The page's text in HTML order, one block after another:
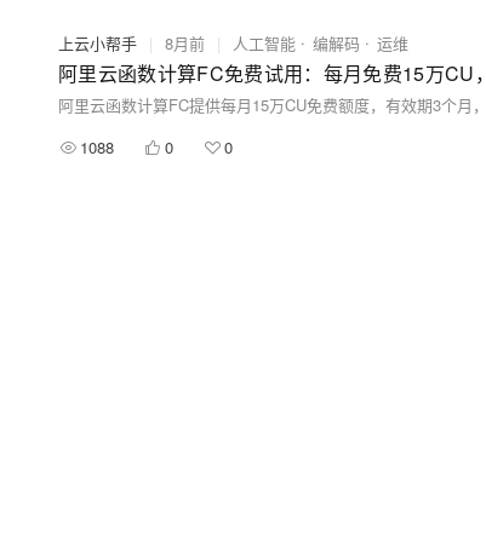
上云小帮手 | 8月前 | 人工智能 编解码 运维
阿里云函数计算FC免费试用：每月免费15万
1088
0 0